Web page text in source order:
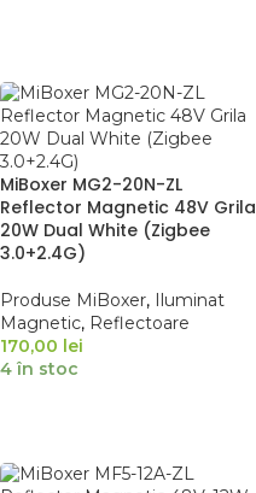
MiBoxer MG2-20N-ZL
Reflector Magnetic 48V Grila
20W Dual White (Zigbee
3.0+2.4G)
Produse MiBoxer, Iluminat
Magnetic, Reflectoare
170,00 lei
4 în stoc